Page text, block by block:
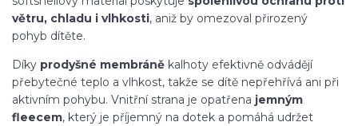
větru, chladu i vlhkosti, aniž by omezoval přirozený
pohyb dítěte.
Díky prodyšné membráně kalhoty efektivně odvádějí
přebytečné teplo a vlhkost, takže se dítě nepřehřívá ani při
aktivním pohybu. Vnitřní strana je opatřena jemným
fleecem, který je příjemný na dotek a pomáhá udržet